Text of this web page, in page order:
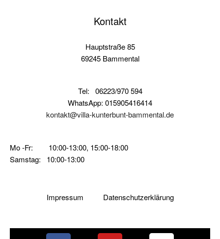
Kontakt
Hauptstraße 85
69245 Bammental
Tel: 06223/970 594
WhatsApp: 015905416414
kontakt@villa-kunterbunt-bammental.de
Mo -Fr: 10:00-13:00, 15:00-18:00
Samstag: 10:00-13:00
Impressum Datenschutzerklärung